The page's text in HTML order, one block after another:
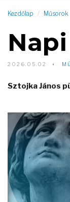
Kezdőlap Műsorok
2026.05.02
Sztojka János
Video
Player